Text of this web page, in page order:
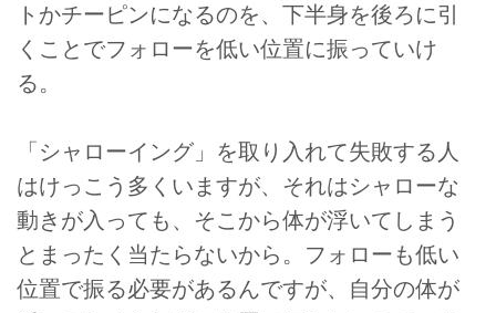
トかチーピンになるのを、下半身を後ろに引
くことでフォローを低い位置に振っていけ
る。
「シャローイング」を取り入れて失敗する人
はけっこう多くいますが、それはシャローな
動きが入っても、そこから体が浮いてしまう
とまったく当たらないから。フォローも低い
位置で振る必要があるんですが、自分の体が